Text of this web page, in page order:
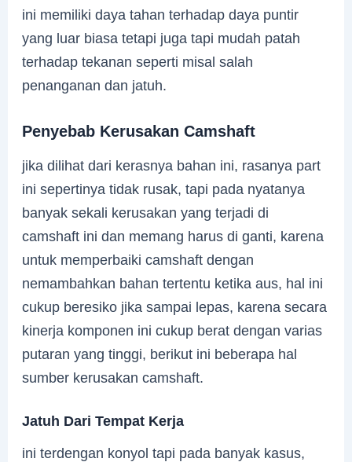
ini memiliki daya tahan terhadap daya puntir
yang luar biasa tetapi juga tapi mudah patah
terhadap tekanan seperti misal salah
penanganan dan jatuh.
Penyebab Kerusakan Camshaft
jika dilihat dari kerasnya bahan ini, rasanya part
ini sepertinya tidak rusak, tapi pada nyatanya
banyak sekali kerusakan yang terjadi di
camshaft ini dan memang harus di ganti, karena
untuk memperbaiki camshaft dengan
nemambahkan bahan tertentu ketika aus, hal ini
cukup beresiko jika sampai lepas, karena secara
kinerja komponen ini cukup berat dengan varias
putaran yang tinggi, berikut ini beberapa hal
sumber kerusakan camshaft.
Jatuh Dari Tempat Kerja
ini terdengan konyol tapi pada banyak kasus,